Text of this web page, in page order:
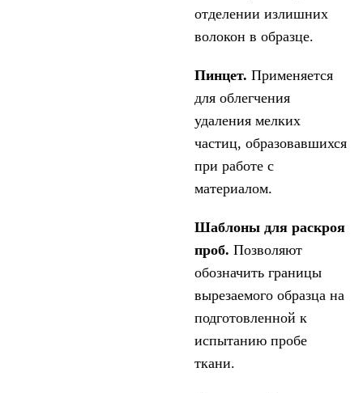
отделении излишних
волокон в образце.
Пинцет. Применяется
для облегчения
удаления мелких
частиц, образовавшихся
при работе с
материалом.
Шаблоны для раскроя
проб. Позволяют
обозначить границы
вырезаемого образца на
подготовленной к
испытанию пробе
ткани.